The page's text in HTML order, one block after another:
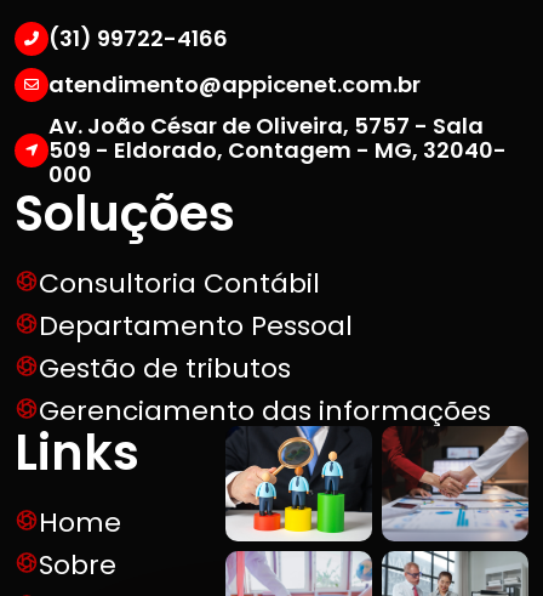
(31) 99722-4166
atendimento@appicenet.com.br
Av. João César de Oliveira, 5757 - Sala
509 - Eldorado, Contagem - MG, 32040-
000
Soluções
Consultoria Contábil
Departamento Pessoal
Gestão de tributos
Gerenciamento das informações
Links
Home
Sobre